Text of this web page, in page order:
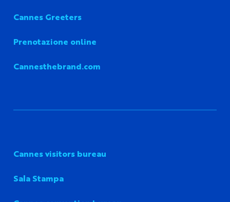
Cannes Greeters
Prenotazione online
Cannesthebrand.com
Cannes visitors bureau
Sala Stampa